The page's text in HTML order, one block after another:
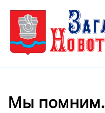
Мы помним.